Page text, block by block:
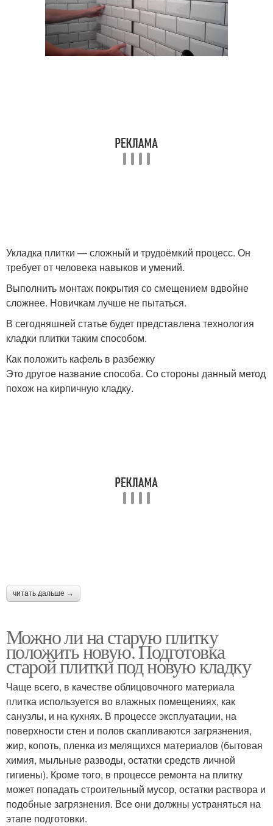
Плитки на плитку Насечки на плитке
Плитки под ламинат Плитка под ламинат
Плитки в коридоре
Укладка плитки — сложный и трудоёмкий процесс. Он
требует от человека навыков и умений.
Выполнить монтаж покрытия со смещением вдвойне
сложнее. Новичкам лучше не пытаться.
В сегодняшней статье будет представлена технология
кладки плитки таким способом.
Как положить кафель в разбежку
Это другое название способа. Со стороны данный метод
похож на кирпичную кладку.
читать дальше →
Можно ли на старую плитку
положить новую. Подготовка
старой плитки под новую кладку
Чаще всего, в качестве облицовочного материала
плитка используется во влажных помещениях, как
санузлы, и на кухнях. В процессе эксплуатации, на
поверхности стен и полов скапливаются загрязнения,
жир, копоть, пленка из мелящихся материалов (бытовая
химия, мыльные разводы, остатки средств личной
гигиены). Кроме того, в процессе ремонта на плитку
может попадать строительный мусор, остатки раствора и
подобные загрязнения. Все они должны устраняться на
этапе подготовки.